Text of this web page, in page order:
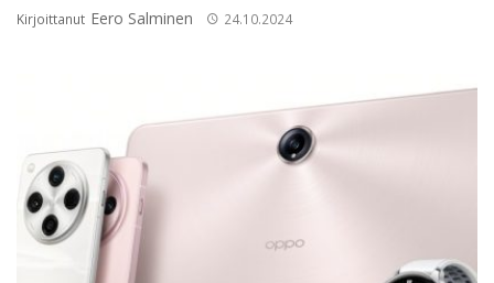
Kirjoittanut Eero Salminen 24.10.2024